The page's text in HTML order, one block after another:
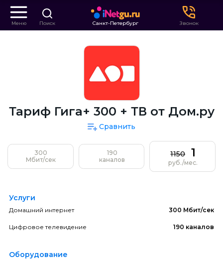
Меню Поиск Санкт-Петербург Звонок
Тариф Гига+ 300 + ТВ от Дом.ру
Сравнить
300
Мбит/сек
190
каналов
1150 1
руб./мес.
Услуги
Домашний интернет 300 Мбит/сек
Цифровое телевидение 190 каналов
Оборудование